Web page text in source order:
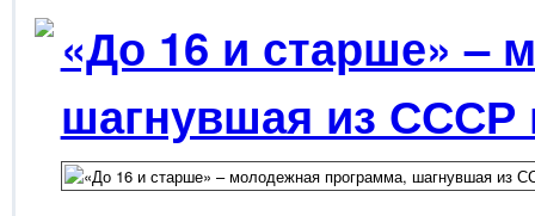
«До 16 и старше» –
шагнувшая из СССР